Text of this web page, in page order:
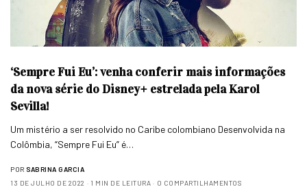
‘Sempre Fui Eu’: venha conferir mais informações
da nova série do Disney+ estrelada pela Karol
Sevilla!
Um mistério a ser resolvido no Caribe colombiano Desenvolvida na
Colômbia, “Sempre Fui Eu” é…
POR SABRINA GARCIA
13 DE JULHO DE 2022
1 MIN DE LEITURA 0 COMPARTILHAMENTOS